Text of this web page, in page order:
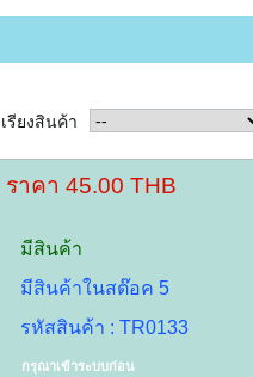
รียงสินค้า
ราคา 45.00 THB
มีสินค้า
มีสินค้าในสต๊อค 5
รหัสสินค้า : TR0133
กรุณาเข้าระบบก่อน